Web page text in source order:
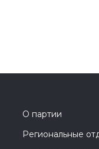
О партии
Региональные